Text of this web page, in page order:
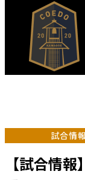
試合情報
【試合情